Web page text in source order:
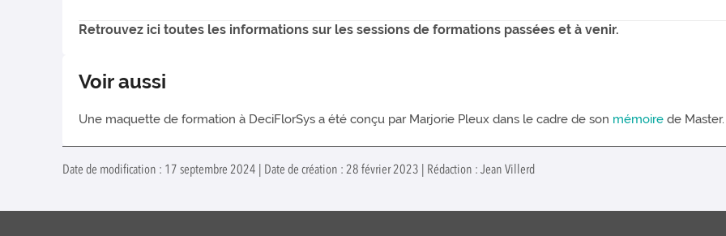
Retrouvez ici toutes les informations sur les sessions de formations passées et à venir.
Voir aussi
Une maquette de formation à DeciFlorSys a été conçu par Marjorie Pleux dans le cadre de son mémoirede Master.
Date de modification : 17 septembre 2024 | Date de création : 28 février 2023 | Rédaction : Jean Villerd